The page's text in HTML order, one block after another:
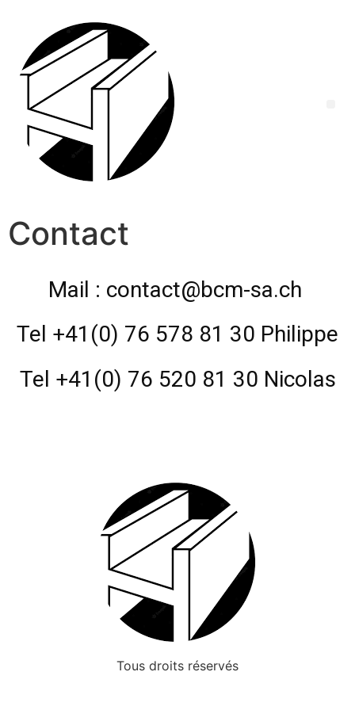
Contact
Mail : contact@bcm-sa.ch
Tel +41(0) 76 578 81 30 Philippe
Tel +41(0) 76 520 81 30 Nicolas
Tous droits réservés